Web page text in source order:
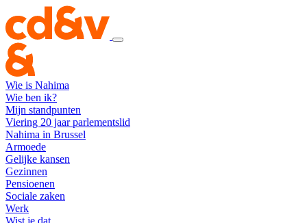
Wie is Nahima
Wie ben ik?
Mijn standpunten
Viering 20 jaar parlementslid
Nahima in Brussel
Armoede
Gelijke kansen
Gezinnen
Pensioenen
Sociale zaken
Werk
Wist je dat...